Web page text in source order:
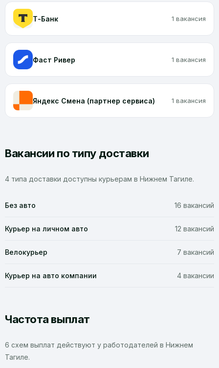
Т-Банк 1 вакансия
Фаст Ривер 1 вакансия
Яндекс Смена (партнер сервиса) 1 вакансия
Вакансии по типу доставки
4 типа доставки доступны курьерам в Нижнем Тагиле.
Без авто 16 вакансий
Курьер на личном авто 12 вакансий
Велокурьер 7 вакансий
Курьер на авто компании 4 вакансии
Частота выплат
6 схем выплат действуют у работодателей в Нижнем
Тагиле.